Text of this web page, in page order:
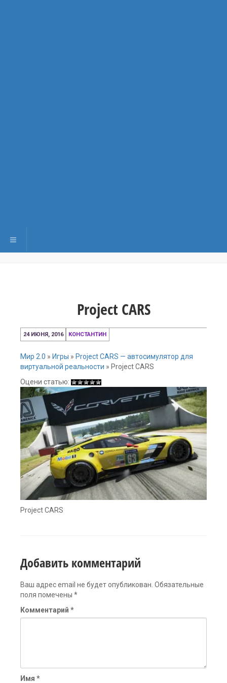
Переключить навигацию
Project CARS
24 ИЮНЯ, 2016
24
июня,
КОНСТАНТИН
Мир 2.0 » Игры » Project CARS — автосимулятор для
виртуальной реальности » Project CARS
Оцени статью:
Project CARS
Добавить комментарий
Ваш адрес email не будет опубликован. Обязательные
поля помечены *
Комментарий *
Имя *